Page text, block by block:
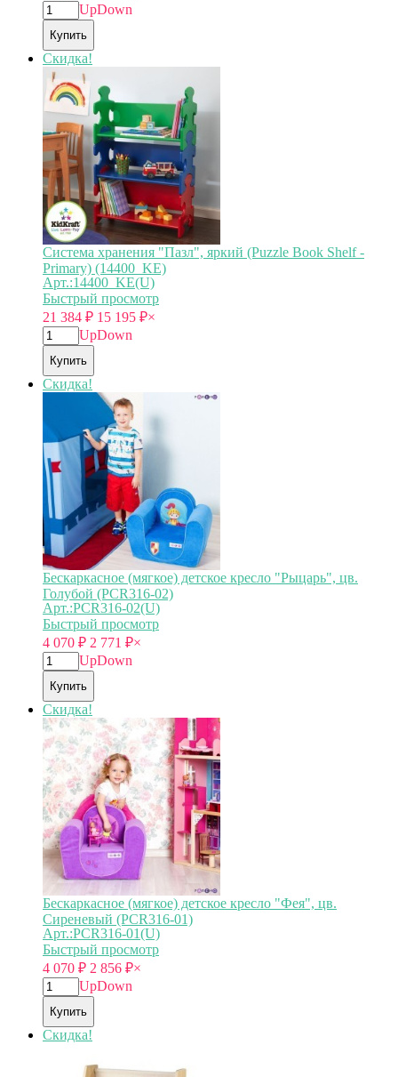
UpDown
Купить
Скидка!
Система хранения "Пазл", яркий (Puzzle Book Shelf -
Primary) (14400_KE)
Арт.:14400_KE(U)
Быстрый просмотр
21 384 ₽ 15 195 ₽×
UpDown
Купить
Скидка!
Бескаркасное (мягкое) детское кресло "Рыцарь", цв.
Голубой (PCR316-02)
Арт.:PCR316-02(U)
Быстрый просмотр
4 070 ₽ 2 771 ₽×
UpDown
Купить
Скидка!
Бескаркасное (мягкое) детское кресло "Фея", цв.
Сиреневый (PCR316-01)
Арт.:PCR316-01(U)
Быстрый просмотр
4 070 ₽ 2 856 ₽×
UpDown
Купить
Скидка!